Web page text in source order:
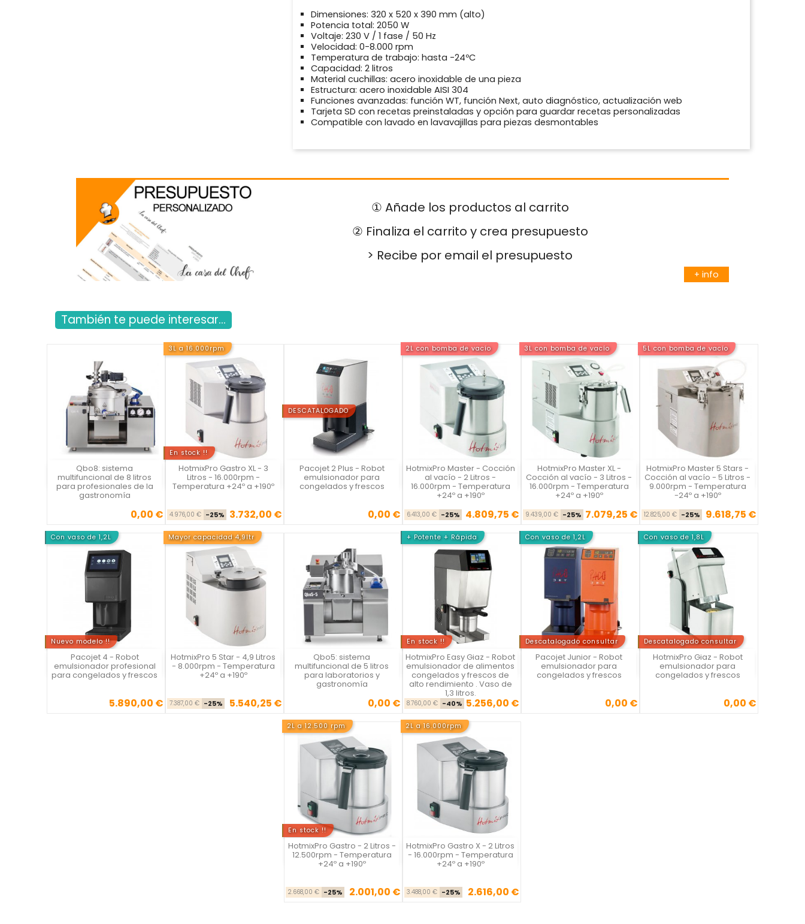
Dimensiones: 320 x 520 x 390 mm (alto)
Potencia total: 2050 W
Voltaje: 230 V / 1 fase / 50 Hz
Velocidad: 0-8.000 rpm
Temperatura de trabajo: hasta -24ºC
Capacidad: 2 litros
Material cuchillas: acero inoxidable de una pieza
Estructura: acero inoxidable AISI 304
Funciones avanzadas: función WT, función Next, auto diagnóstico, actualización web
Tarjeta SD con recetas preinstaladas y opción para guardar recetas personalizadas
Compatible con lavado en lavavajillas para piezas desmontables
① Añade los productos al carrito
② Finaliza el carrito y crea presupuesto
> Recibe por email el presupuesto
+ info
También te puede interesar...
Qbo8: sistema
multifuncional de 8 litros
para profesionales de la
gastronomía
Precio0,00 €

Vista rápida
3L a 16.000rpm
En stock !!
HotmixPro Gastro XL - 3
Litros - 16.000rpm -
Temperatura +24º a +190º
Precio base
4.976,00 € -25% Precio
3.732,00 €

Vista rápida
DESCATALOGADO
Pacojet 2 Plus - Robot
emulsionador para
congelados y frescos
Precio0,00 €
Vista rápida
2L con bomba de vacío
HotmixPro Master - Cocción
al vacío - 2 Litros -
16.000rpm - Temperatura
+24º a +190º
Precio base
6.413,00 € -25% Precio
4.809,75 €

Vista rápida
3L con bomba de vacío
HotmixPro Master XL -
Cocción al vacío - 3 Litros -
16.000rpm - Temperatura
+24º a +190º
Precio base
9.439,00 € -25% Precio
7.079,25 €

Vista rápida
5L con bomba de vacío
HotmixPro Master 5 Stars -
Cocción al vacío - 5 Litros -
9.000rpm - Temperatura
-24º a +190º
Precio base
12.825,00 € -25% Precio
9.618,75 €

Vista rápida
Con vaso de 1,2L
Nuevo modelo !!
Pacojet 4 - Robot
emulsionador profesional
para congelados y frescos
Precio
5.890,00 €

Vista rápida
Mayor capacidad 4,9ltr
HotmixPro 5 Star - 4,9 Litros
- 8.000rpm - Temperatura
+24º a +190º
Precio base
7.387,00 € -25% Precio
5.540,25 €

Vista rápida Qbo5: sistema
multifuncional de 5 litros
para laboratorios y
gastronomía
Precio0,00 €

Vista rápida
+ Potente + Rápida
En stock !!
HotmixPro Easy Giaz - Robot
emulsionador de alimentos
congelados y frescos de
alto rendimiento . Vaso de
1,3 litros.
Precio base
8.760,00 € -40% Precio
5.256,00 €

Vista rápida
Con vaso de 1,2L
Descatalogado consultar
Pacojet Junior - Robot
emulsionador para
congelados y frescos
Precio0,00 €

Vista rápida
Con vaso de 1,8L
Descatalogado consultar
HotmixPro Giaz - Robot
emulsionador para
congelados y frescos
Precio0,00 €

Vista rápida
2L a 12.500 rpm
En stock !!
HotmixPro Gastro - 2 Litros -
12.500rpm - Temperatura
+24º a +190º
Precio base
2.668,00 € -25% Precio
2.001,00 €

Vista rápida
2L a 16.000rpm
HotmixPro Gastro X - 2 Litros
- 16.000rpm - Temperatura
+24º a +190º
Precio base
3.488,00 € -25% Precio
2.616,00 €

Vista rápida